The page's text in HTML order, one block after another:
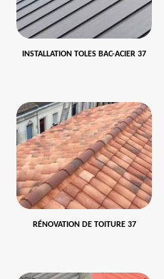
INSTALLATION TOLES BAC-ACIER 37
RÉNOVATION DE TOITURE 37